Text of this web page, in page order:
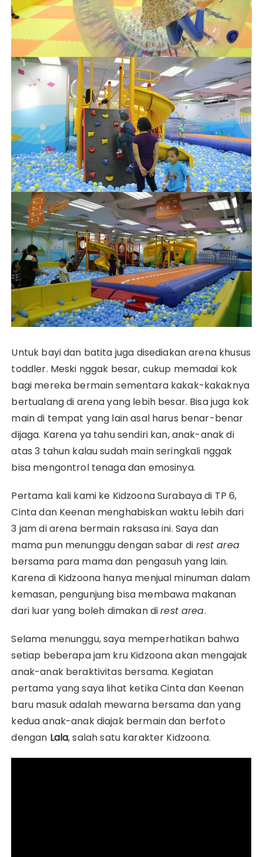
Untuk bayi dan batita juga disediakan arena khusus
toddler. Meski nggak besar, cukup memadai kok
bagi mereka bermain sementara kakak-kakaknya
bertualang di arena yang lebih besar. Bisa juga kok
main di tempat yang lain asal harus benar-benar
dijaga. Karena ya tahu sendiri kan, anak-anak di
atas 3 tahun kalau sudah main seringkali nggak
bisa mengontrol tenaga dan emosinya.
Pertama kali kami ke Kidzoona Surabaya di TP 6,
Cinta dan Keenan menghabiskan waktu lebih dari
3 jam di arena bermain raksasa ini. Saya dan
mama pun menunggu dengan sabar di rest area
bersama para mama dan pengasuh yang lain.
Karena di Kidzoona hanya menjual minuman dalam
kemasan, pengunjung bisa membawa makanan
dari luar yang boleh dimakan direst area.
Selama menunggu, saya memperhatikan bahwa
setiap beberapa jam kru Kidzoona akan mengajak
anak-anak beraktivitas bersama. Kegiatan
pertama yang saya lihat ketika Cinta dan Keenan
baru masuk adalah mewarna bersama dan yang
kedua anak-anak diajak bermain dan berfoto
dengan Lala, salah satu karakter Kidzoona.